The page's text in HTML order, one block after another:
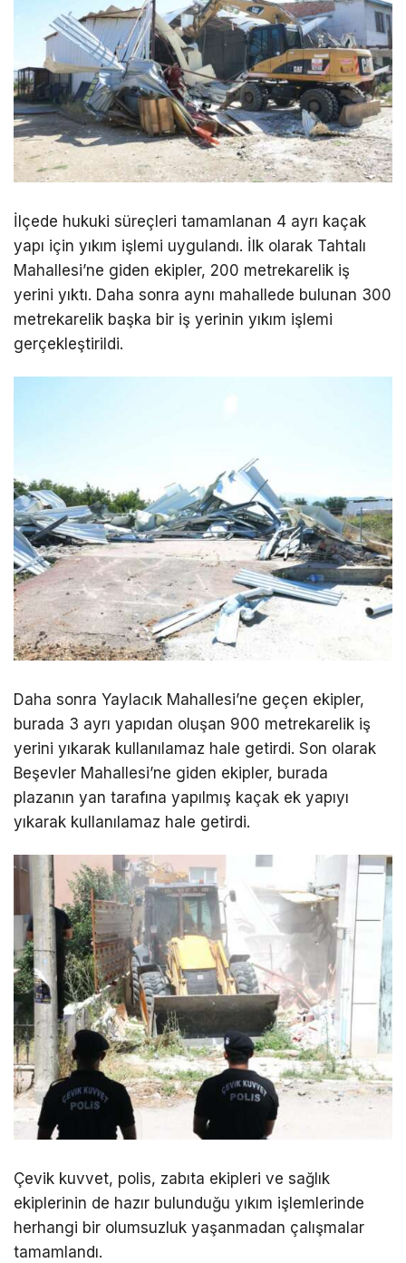
İlçede hukuki süreçleri tamamlanan 4 ayrı kaçak
yapı için yıkım işlemi uygulandı. İlk olarak Tahtalı
Mahallesi’ne giden ekipler, 200 metrekarelik iş
yerini yıktı. Daha sonra aynı mahallede bulunan 300
metrekarelik başka bir iş yerinin yıkım işlemi
gerçekleştirildi.
Daha sonra Yaylacık Mahallesi’ne geçen ekipler,
burada 3 ayrı yapıdan oluşan 900 metrekarelik iş
yerini yıkarak kullanılamaz hale getirdi. Son olarak
Beşevler Mahallesi’ne giden ekipler, burada
plazanın yan tarafına yapılmış kaçak ek yapıyı
yıkarak kullanılamaz hale getirdi.
Çevik kuvvet, polis, zabıta ekipleri ve sağlık
ekiplerinin de hazır bulunduğu yıkım işlemlerinde
herhangi bir olumsuzluk yaşanmadan çalışmalar
tamamlandı.